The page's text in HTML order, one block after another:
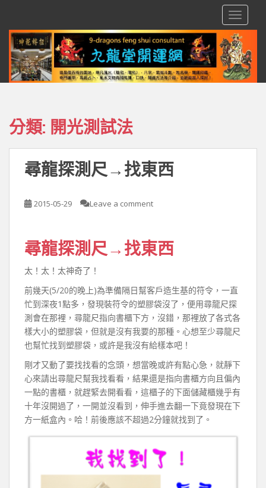
分類: 開光測試法
尋龍探測尺→找東西
2015-05-29 Leave a comment
尋龍探測尺→找東西
太！太！太神奇了！
前幾天(5/20的晚上)為準備隔日幫客戶造生基的符令，一直
忙到深夜1點多，發現裝符令的塑膠袋沒了，便用尋龍尺探
測會在那裡，尋龍尺指向書櫃下方，沒錯，那裡放了各式各
樣大小的塑膠袋，但就是沒有我要的那種。心想至少尋龍尺
也幫忙找到塑膠袋，或許是我沒有給樣本吧！
剛才又動了要找找看的念頭，想當晚或許有點心急，就靜下
心來請出尋龍尺幫我找看看，結果還是指向書櫃方向且偏內
一點的書櫃，就趕緊去開看看，這櫃子的下面儲藏櫃幾乎有
十年沒開過了，一開並沒看到，伸手進去翻一下竟發現在下
方一紙盒內。哈！前後應該不超過2分鐘就找到了。